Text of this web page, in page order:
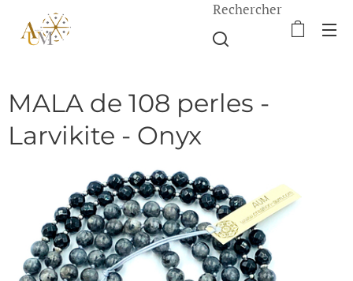
Rechercher
MALA de 108 perles -
Larvikite - Onyx